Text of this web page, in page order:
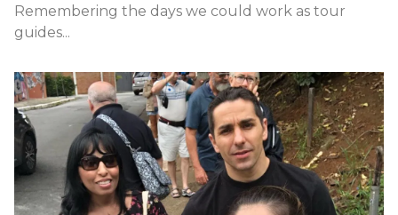
Remembering the days we could work as tour
guides...